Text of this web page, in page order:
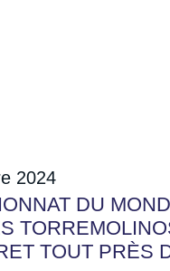
2024
DU
TOUT PRÈS